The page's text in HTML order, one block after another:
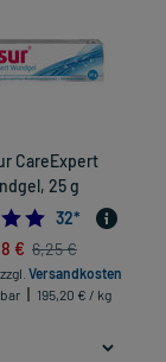
CareExpert
25 g
5.0
32*
€ 6,25 €
zzgl. Versandkosten
195,20 € / kg